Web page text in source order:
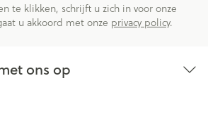
te klikken, schrijft u zich in voor onze
u akkoord met onze privacy policy.
ons op